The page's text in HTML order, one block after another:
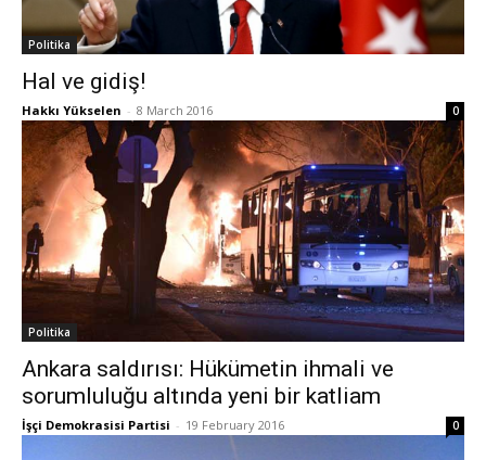
Politika
Hal ve gidiş!
Hakkı Yükselen - 8 March 2016 0
Politika
Ankara saldırısı: Hükümetin ihmali ve
sorumluluğu altında yeni bir katliam
İşçi Demokrasisi Partisi - 19 February 2016 0